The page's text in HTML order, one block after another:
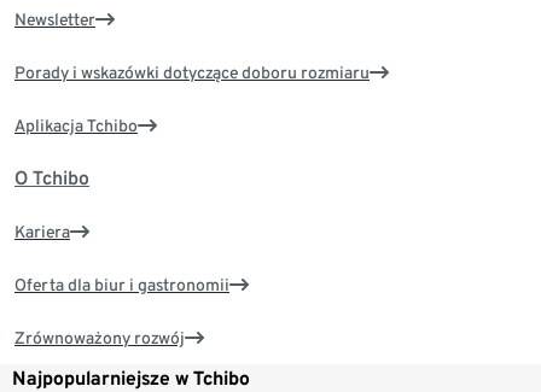
Newsletter
Porady i wskazówki dotyczące doboru rozmiaru
Aplikacja Tchibo
O Tchibo
Kariera
Oferta dla biur i gastronomii
Zrównoważony rozwój
Najpopularniejsze w Tchibo